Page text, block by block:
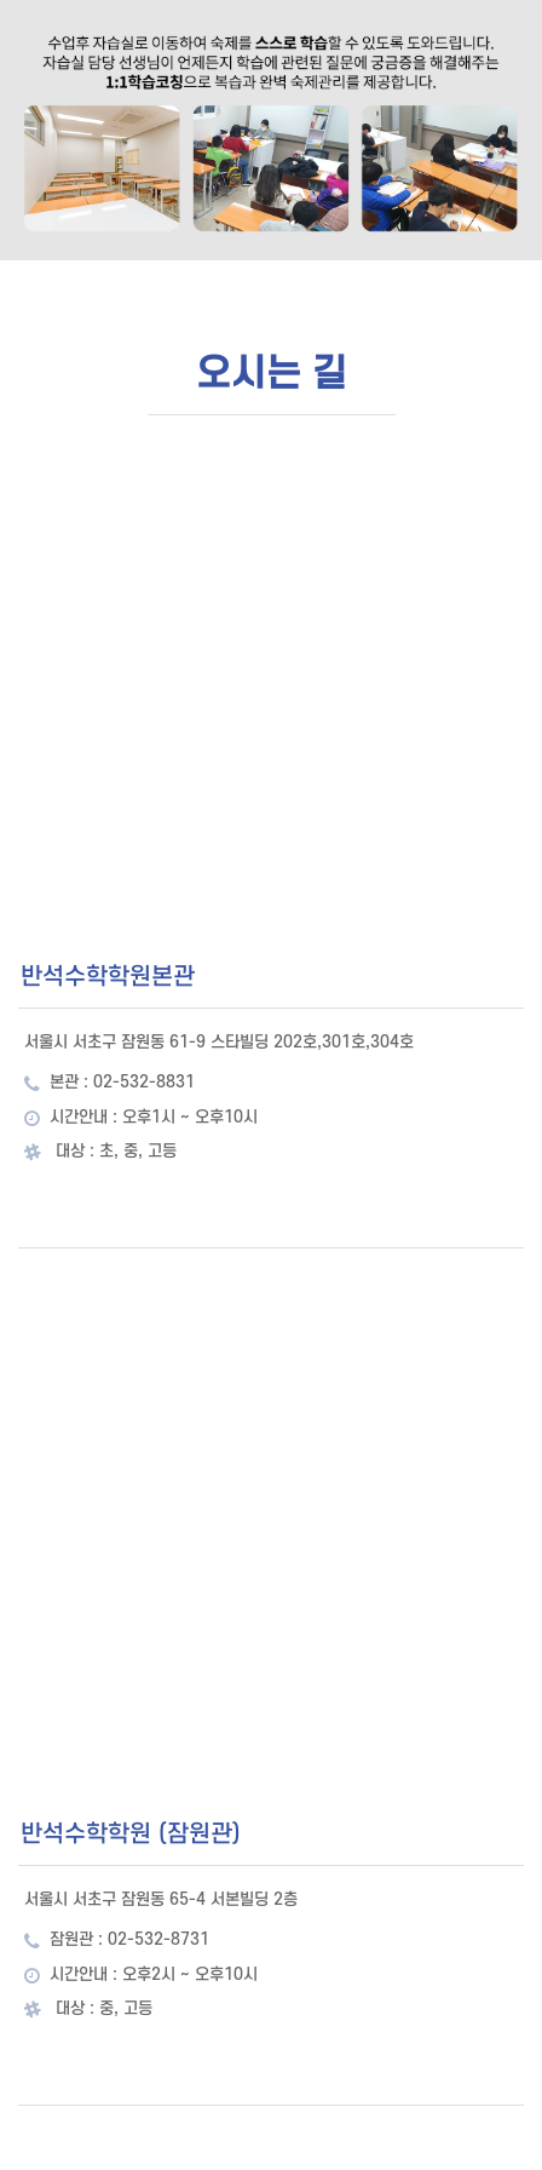
오시는 길
반석수학학원본관
서울시 서초구 잠원동 61-9 스타빌딩 202호,301호,304호
본관 : 02-532-8831
시간안내 : 오후1시 ~ 오후10시
대상 : 초, 중, 고등
반석수학학원 (잠원관)
서울시 서초구 잠원동 65-4 서본빌딩 2층
잠원관 : 02-532-8731
시간안내 : 오후2시 ~ 오후10시
대상 : 중, 고등